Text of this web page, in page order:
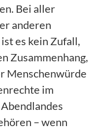
Bei aller
anderen
es kein Zufall,
Zusammenhang,
Menschenwürde
im
– wenn